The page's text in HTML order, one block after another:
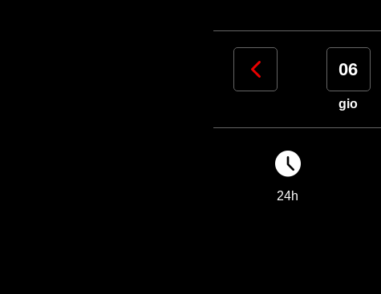
05 06
gio
24h